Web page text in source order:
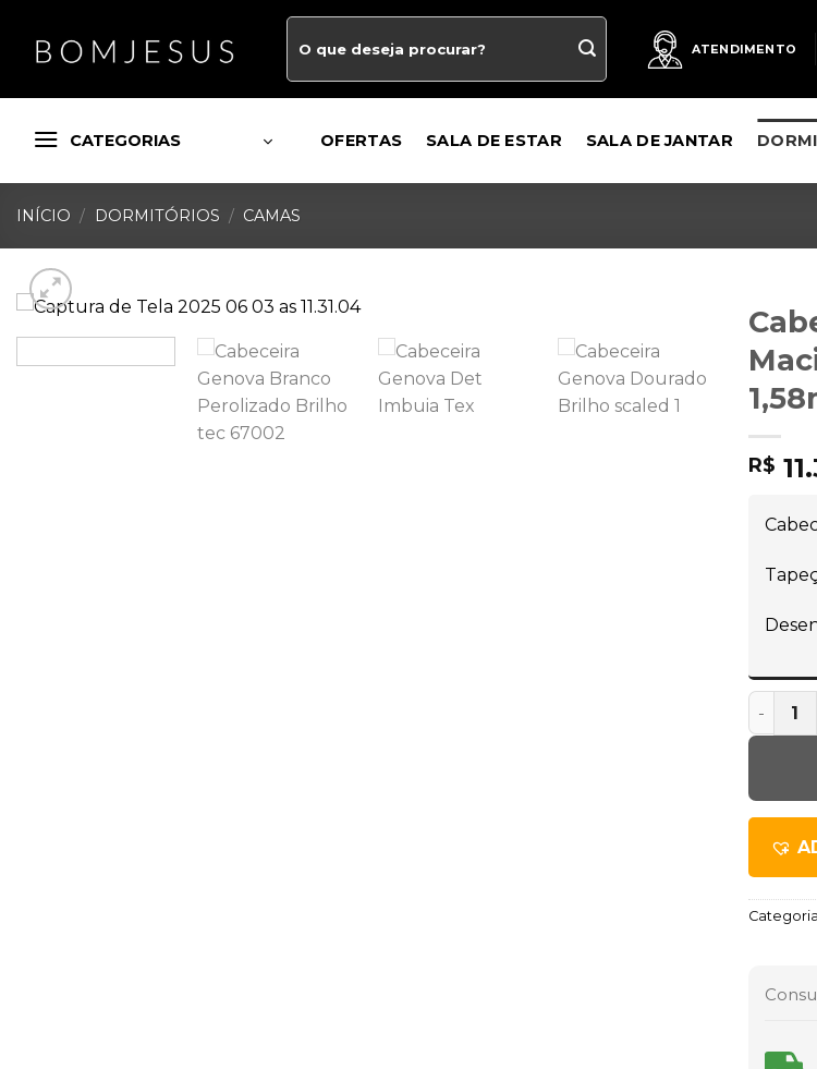
ATENDIMENTO
CATEGORIAS OFERTAS SALA DE ESTAR SALA DE JANTAR
INÍCIO / DORMITÓRIOS / CAMAS
R$